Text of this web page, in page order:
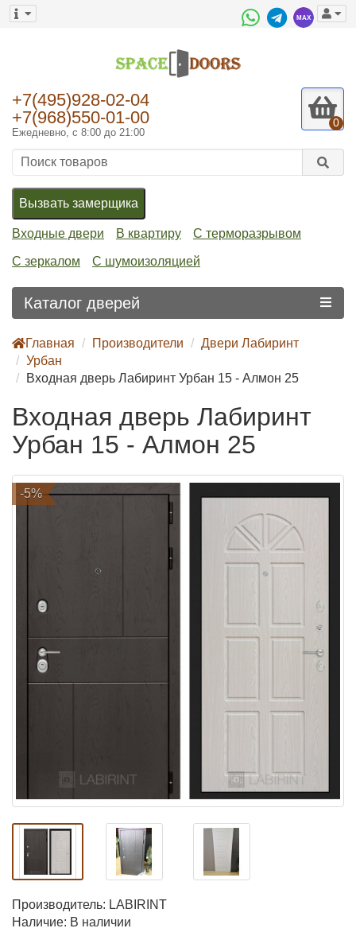
+7(495)928-02-04
+7(968)550-01-00
Ежедневно, с 8:00 до 21:00
0
Вызвать замерщика
Входные двери В квартиру С терморазрывом
С зеркалом С шумоизоляцией
Каталог дверей
Главная Производители
Двери Лабиринт
Урбан
Входная дверь Лабиринт Урбан 15 - Алмон 25
Входная дверь Лабиринт
Урбан 15 - Алмон 25
-5%
Производитель: LABIRINT
Наличие: В наличии